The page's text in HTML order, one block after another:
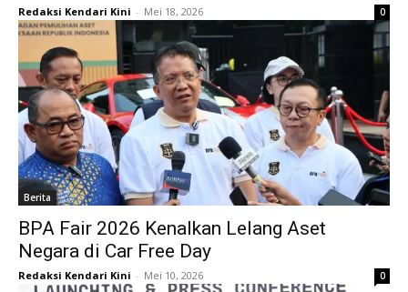
Redaksi Kendari Kini - Mei 18, 2026 0
Berita
BPA Fair 2026 Kenalkan Lelang Aset
Negara di Car Free Day
Redaksi Kendari Kini - Mei 10, 2026 0